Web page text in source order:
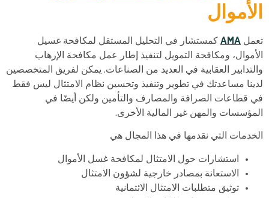
الأموال
تعمل AMA كمستشار في التحليل المستقل لمكافحة غسيل
الأموال، ومكافحة التمويل لتنفيذ إطار عمل مكافحة الإرهاب
والتدابير العقابية في العديد من الصناعات. يمكن لفريق المتخصصين
لدينا مساعدتك في تطوير وتنفيذ وتحسين نظام الامتثال ليس فقط
في قطاعات الصرافة والمصارف والتأمين ولكن أيضًا في
المؤسسات والمهن غير المالية الأخرى.
الخدمات التي نقدمها في هذا المجال هي
استشارات حول الامتثال لمكافحة غسل الأموال
الاستعانة بمصادر خارجية لشؤون الامتثال
توثيق متطلبات الامتثال الائتمانية